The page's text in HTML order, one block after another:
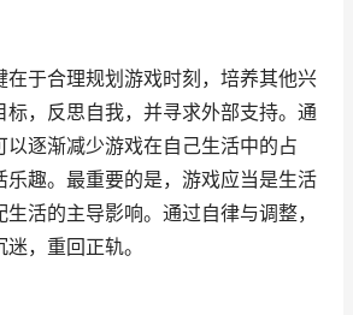
在于合理规划游戏时刻，培养其他兴
标，反思自我，并寻求外部支持。通
以逐渐减少游戏在自己生活中的占
乐趣。最重要的是，游戏应当是生活
活的主导影响。通过自律与调整，
，重回正轨。